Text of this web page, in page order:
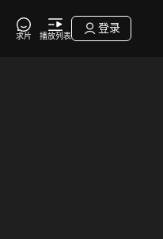
求片 播放列表
登录